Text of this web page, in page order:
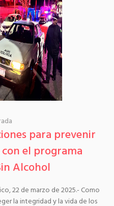
para prevenir
el programa
Alcohol
22 de marzo de 2025.- Como
la integridad y la vida de los